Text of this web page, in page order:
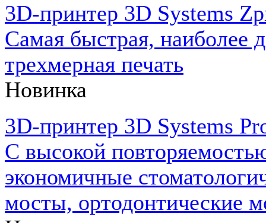
3D-принтер 3D Systems
Самая быстрая, наиболее
трехмерная печать
Новинка
3D-принтер 3D Systems
С высокой
экономичные
мосты, ортодонтические